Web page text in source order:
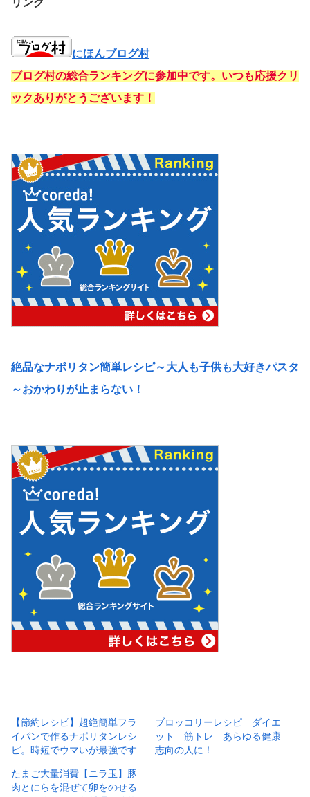
にほんブログ村
ブログ村の総合ランキングに参加中です。いつも応援クリ
ックありがとうございます！
絶品なナポリタン簡単レシピ～大人も子供も大好きパスタ
～おかわりが止まらない！
【節約レシピ】超絶簡単フラ
イパンで作るナポリタンレシ
ピ。時短でウマいが最強です
ブロッコリーレシピ ダイエ
ット 筋トレ あらゆる健康
志向の人に！
たまご大量消費【ニラ玉】豚
肉とにらを混ぜて卵をのせる